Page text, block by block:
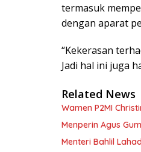
termasuk
dengan aparat
“Kekerasan
Jadi hal ini juga
Related News
Wamen P2MI
Menperin Agus
Menteri Bahlil